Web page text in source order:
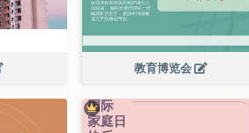
教育博览会